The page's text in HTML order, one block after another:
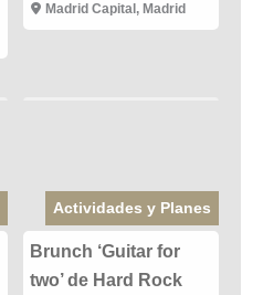
Madrid Capital , Madrid
Actividades y Planes
Brunch ‘Guitar for
two’ de Hard Rock